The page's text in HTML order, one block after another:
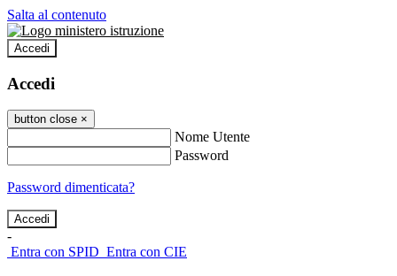
Salta al contenuto
Accedi
Accedi
button close ×
Nome Utente
Password
Password dimenticata?
-
Entra con SPID Entra con CIE